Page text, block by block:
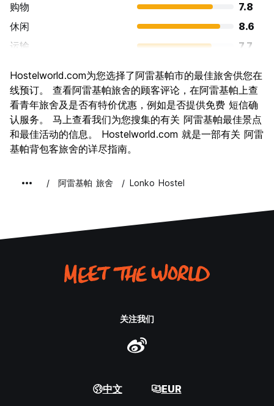
购物
7.8
休闲
8.6
运输
7.7
文化
9.0
夜生活
7.5
物有所值
8.4
Hostelworld.com为您选择了阿雷基帕市的最佳旅舍供您在
线预订。 查看阿雷基帕旅舍的顾客评论，在阿雷基帕上查
看青年旅舍及是否有特价优惠，例如是否提供免费 短信确
认服务。 马上查看我们为您搜集的有关 阿雷基帕最佳景点
和最佳活动的信息。 Hostelworld.com 就是一部有关 阿雷
基帕背包客旅舍的详尽指南。
阿雷基帕 旅舍 Lonko Hostel
关注我们
中文 EUR